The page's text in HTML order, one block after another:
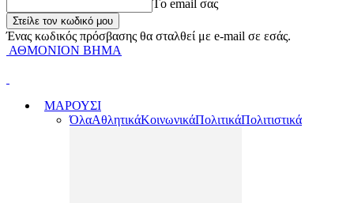
Tο email σας
Ένας κωδικός πρόσβασης θα σταλθεί με e-mail σε εσάς.
ΑΘΜΟΝΙΟΝ ΒΗΜΑ
ΜΑΡΟΥΣΙ
ΌλαΑθλητικάΚοινωνικάΠολιτικάΠολιτιστικά